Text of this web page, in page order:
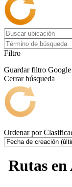
Filtro
Guardar filtro
Cerrar búsqueda
Ordenar por
Rutas